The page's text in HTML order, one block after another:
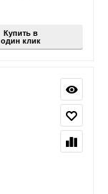
Купить в
один клик